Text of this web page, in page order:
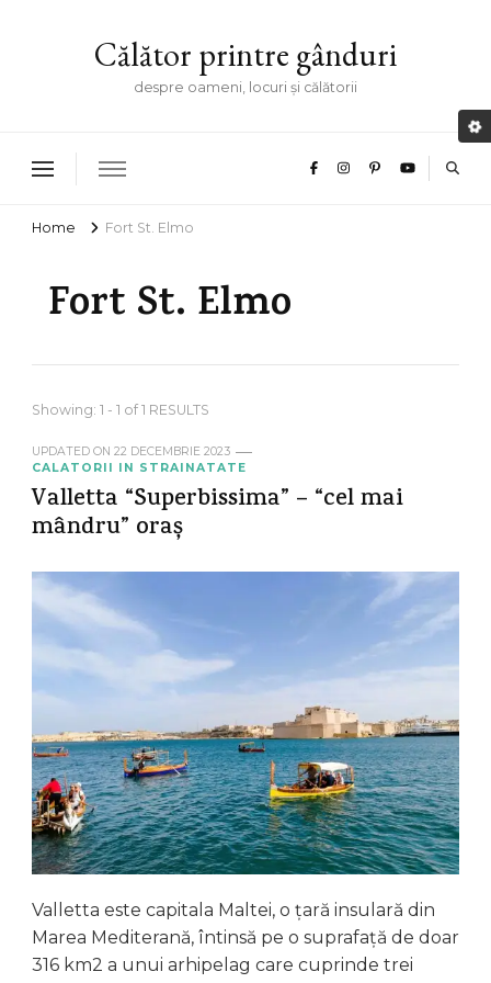
Călător printre gânduri
despre oameni, locuri și călătorii
Home Fort St. Elmo
Fort St. Elmo
Showing: 1 - 1 of 1 RESULTS
UPDATED ON 22 DECEMBRIE 2023
CALATORII IN STRAINATATE
Valletta “Superbissima” – “cel mai
mândru” oraș
Valletta este capitala Maltei, o țară insulară din
Marea Mediterană, întinsă pe o suprafață de doar
316 km2 a unui arhipelag care cuprinde trei